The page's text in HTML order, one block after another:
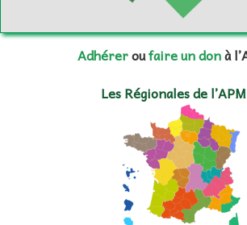
Adhéreroufaire un donà
Les Régionales de